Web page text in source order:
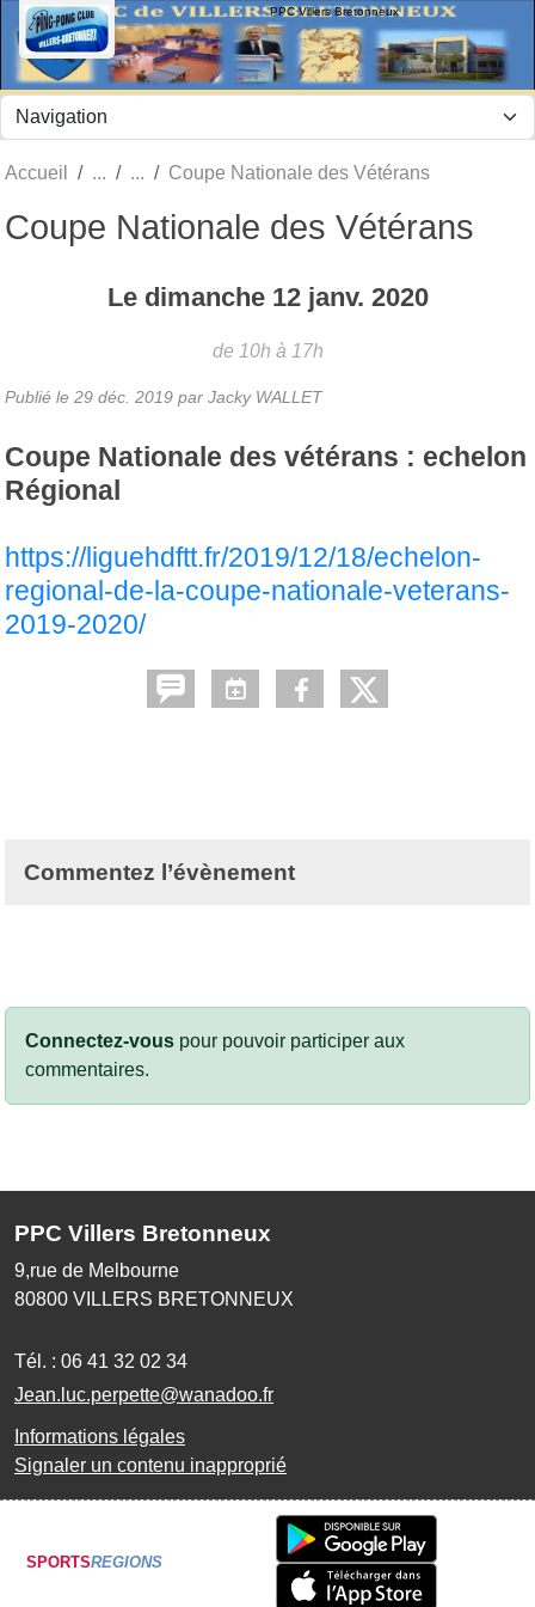
PPC Villers Bretonneux
Accueil Coupe Nationale des Vétérans
Coupe Nationale des Vétérans
Le dimanche 12 janv. 2020
de 10h à 17h
Publié le 29 déc. 2019 par Jacky WALLET
Coupe Nationale des vétérans : echelon
Régional
https://liguehdftt.fr/2019/12/18/echelon-
regional-de-la-coupe-nationale-veterans-
2019-2020/
Commentez l’évènement
Connectez-vous pour pouvoir participer aux
commentaires.
PPC Villers Bretonneux
9,rue de Melbourne
80800 VILLERS BRETONNEUX
Tél. : 06 41 32 02 34
Jean.luc.perpette@wanadoo.fr
Informations légales
Signaler un contenu inapproprié
SPORTSREGIONS
Panneau de gestion des cookies